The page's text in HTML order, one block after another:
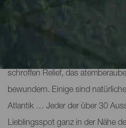
Die schönsten
Der vulkanische Ursprung der
schroffen Relief, das
bewundern. Einige sind
Atlantik … Jeder der über 30
Lieblingsspot ganz in der Nähe